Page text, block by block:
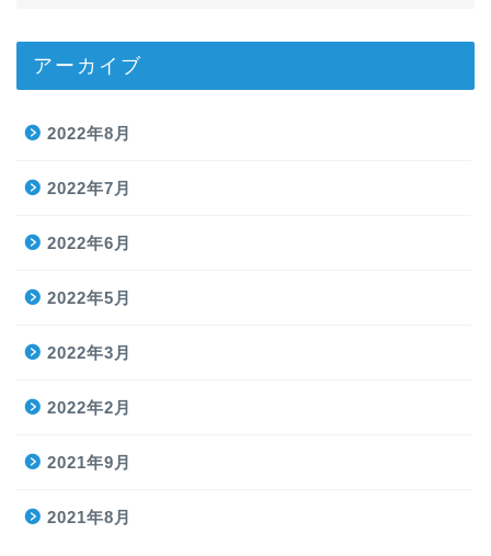
アーカイブ
2022年8月
2022年7月
2022年6月
2022年5月
2022年3月
2022年2月
2021年9月
2021年8月